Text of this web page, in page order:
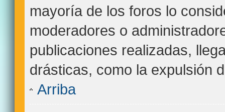
mayoría de los foros lo
moderadores o
publicaciones realizadas,
drásticas, como la expulsión
Arriba